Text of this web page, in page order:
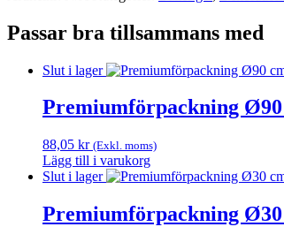
Passar bra tillsammans med
Slut i lager
Premiumförpackning
88,05 kr (Exkl. moms)
Lägg till i varukorg
Slut i lager
Premiumförpackning